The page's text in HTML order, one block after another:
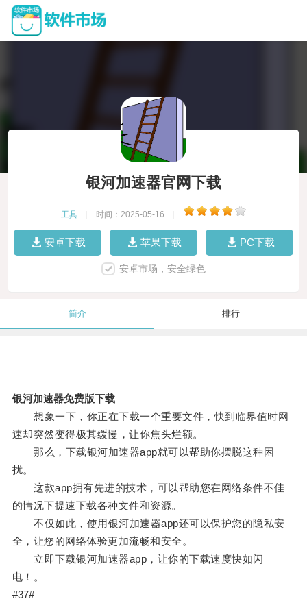
银河加速器官网下载
工具 时间：2025-05-16
安卓下载 苹果下载 PC下载
安卓市场，安全绿色
简介 排行
银河加速器免费版下载
想象一下，你正在下载一个重要文件，快到临界值时网
速却突然变得极其缓慢，让你焦头烂额。
那么，下载银河加速器app就可以帮助你摆脱这种困
扰。
这款app拥有先进的技术，可以帮助您在网络条件不佳
的情况下提速下载各种文件和资源。
不仅如此，使用银河加速器app还可以保护您的隐私安
全，让您的网络体验更加流畅和安全。
立即下载银河加速器app，让你的下载速度快如闪
电！。
#37#